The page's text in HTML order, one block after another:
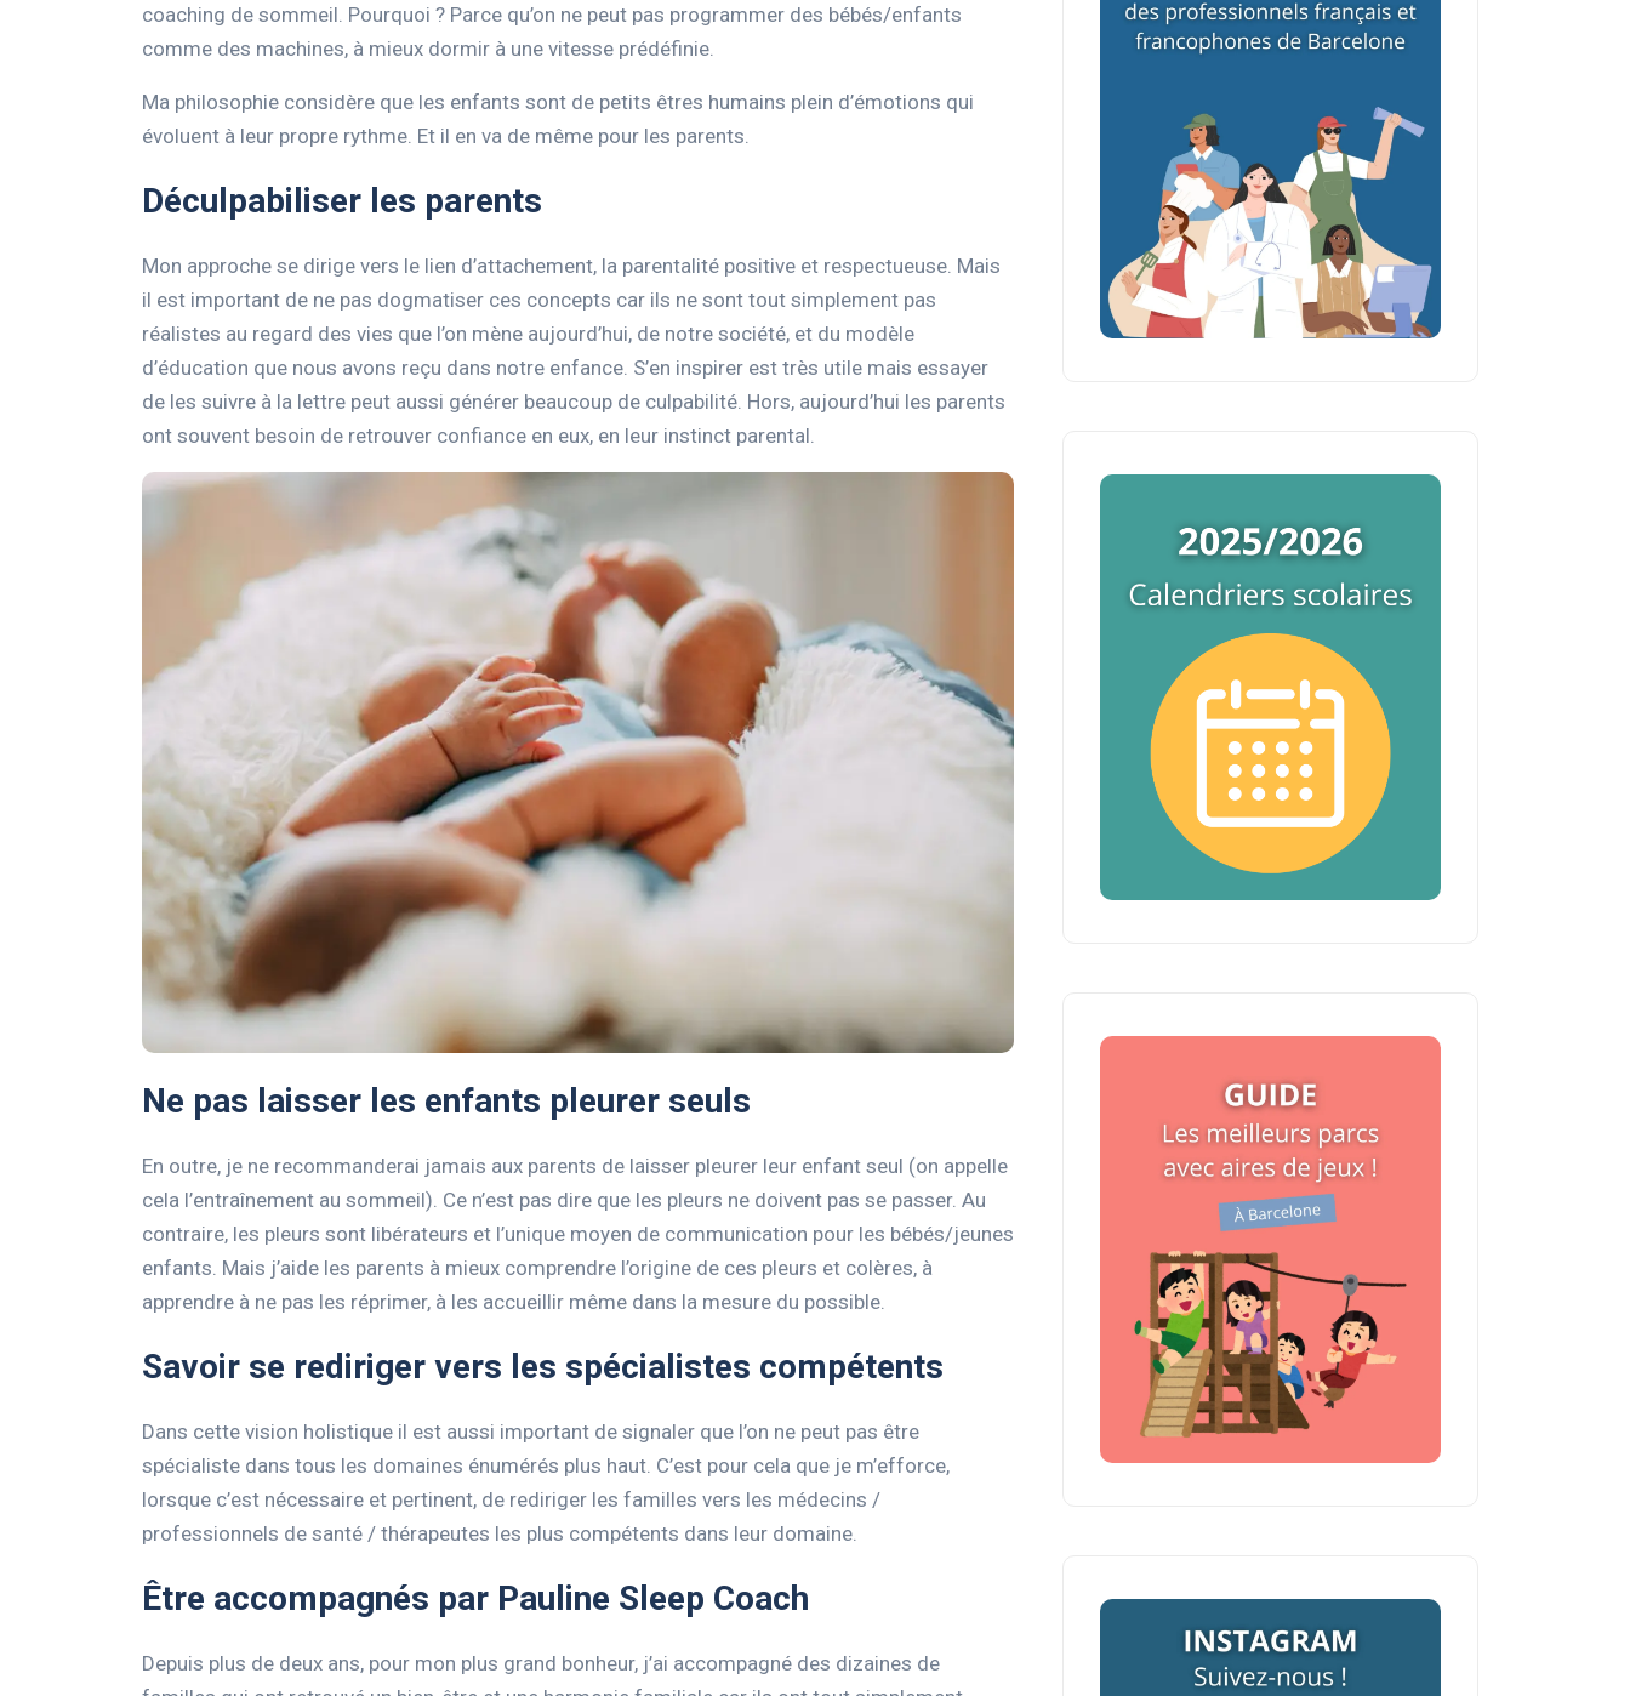
coaching de sommeil. Pourquoi ? Parce qu’on ne peut pas programmer des bébés/enfants
comme des machines, à mieux dormir à une vitesse prédéfinie.
Ma philosophie considère que les enfants sont de petits êtres humains plein d’émotions qui
évoluent à leur propre rythme. Et il en va de même pour les parents.
Déculpabiliser les parents
Mon approche se dirige vers le lien d’attachement, la parentalité positive et respectueuse. Mais
il est important de ne pas dogmatiser ces concepts car ils ne sont tout simplement pas
réalistes au regard des vies que l’on mène aujourd’hui, de notre société, et du modèle
d’éducation que nous avons reçu dans notre enfance. S’en inspirer est très utile mais essayer
de les suivre à la lettre peut aussi générer beaucoup de culpabilité. Hors, aujourd’hui les parents
ont souvent besoin de retrouver confiance en eux, en leur instinct parental.
Ne pas laisser les enfants pleurer seuls
En outre, je ne recommanderai jamais aux parents de laisser pleurer leur enfant seul (on appelle
cela l’entraînement au sommeil). Ce n’est pas dire que les pleurs ne doivent pas se passer. Au
contraire, les pleurs sont libérateurs et l’unique moyen de communication pour les bébés/jeunes
enfants. Mais j’aide les parents à mieux comprendre l’origine de ces pleurs et colères, à
apprendre à ne pas les réprimer, à les accueillir même dans la mesure du possible.
Savoir se rediriger vers les spécialistes compétents
Dans cette vision holistique il est aussi important de signaler que l’on ne peut pas être
spécialiste dans tous les domaines énumérés plus haut. C’est pour cela que je m’efforce,
lorsque c’est nécessaire et pertinent, de rediriger les familles vers les médecins /
professionnels de santé / thérapeutes les plus compétents dans leur domaine.
Être accompagnés par Pauline Sleep Coach
Depuis plus de deux ans, pour mon plus grand bonheur, j’ai accompagné des dizaines de